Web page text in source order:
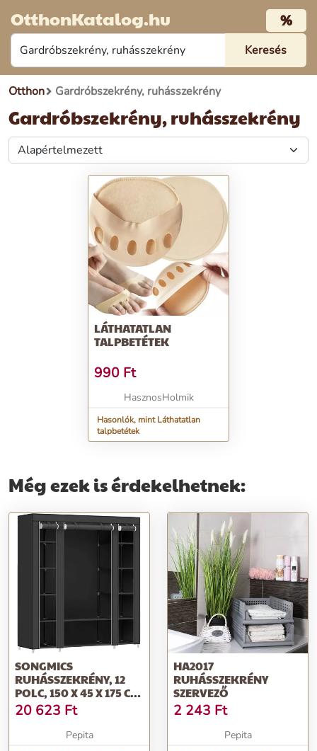
OtthonKatalog.hu %
Otthon Gardróbszekrény, ruhásszekrény
Gardróbszekrény, ruhásszekrény
LÁTHATATLAN
TALPBETÉTEK
990 Ft
HasznosHolmik
Hasonlók, mint Láthatatlan
talpbetétek
Még ezek is érdekelhetnek:
SONGMICS
RUHÁSSZEKRÉNY, 12
POLC, 150 X 45 X 175 CM,
FEKETE
20 623 Ft
Pepita
HA2017
RUHÁSSZEKRÉNY
SZERVEZŐ
2 243 Ft
Pepita